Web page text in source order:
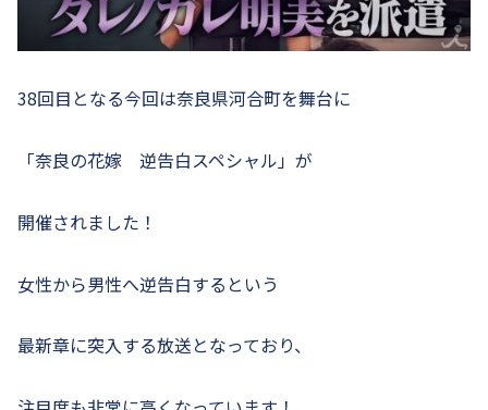
38回目となる今回は奈良県河合町を舞台に
「奈良の花嫁 逆告白スペシャル」が
開催されました！
女性から男性へ逆告白するという
最新章に突入する放送となっており、